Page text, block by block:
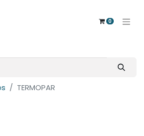
0
TERMOPAR